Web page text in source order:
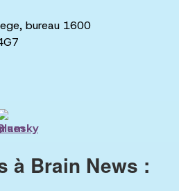
bureau 1600
à Brain News :